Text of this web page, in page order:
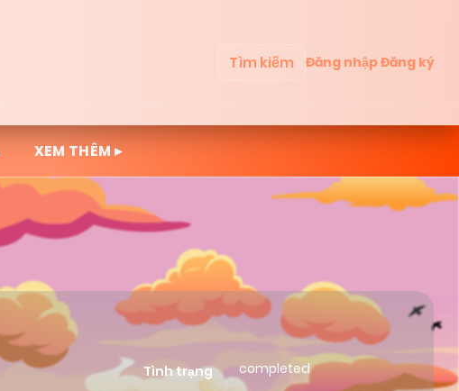
Tìm kiếm Đăng nhậpĐăng ký
XEM THÊM ▸
Tình trạng completed